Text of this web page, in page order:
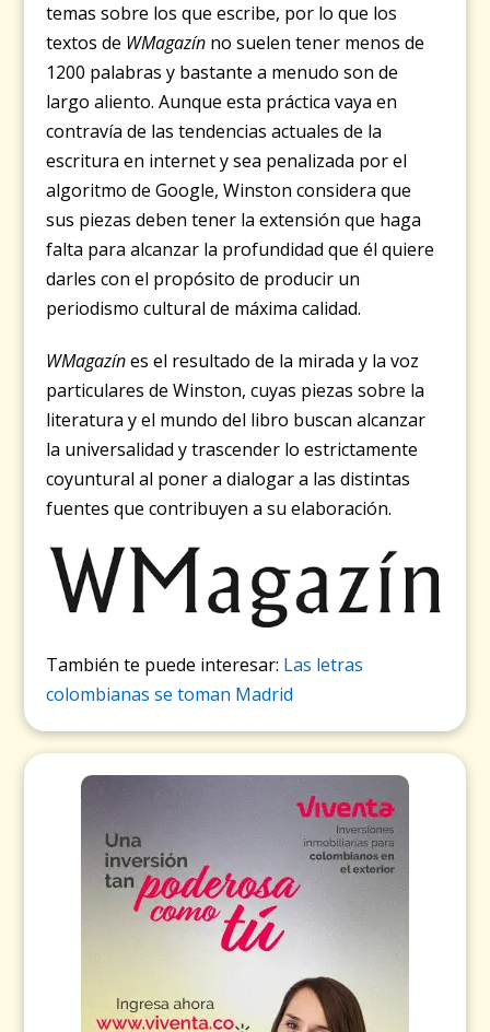
temas sobre los que escribe, por lo que los
textos de WMagazín no suelen tener menos de
1200 palabras y bastante a menudo son de
largo aliento. Aunque esta práctica vaya en
contravía de las tendencias actuales de la
escritura en internet y sea penalizada por el
algoritmo de Google, Winston considera que
sus piezas deben tener la extensión que haga
falta para alcanzar la profundidad que él quiere
darles con el propósito de producir un
periodismo cultural de máxima calidad.
WMagazínes el resultado de la mirada y la voz
particulares de Winston, cuyas piezas sobre la
literatura y el mundo del libro buscan alcanzar
la universalidad y trascender lo estrictamente
coyuntural al poner a dialogar a las distintas
fuentes que contribuyen a su elaboración.
También te puede interesar: Las letras
colombianas se toman Madrid